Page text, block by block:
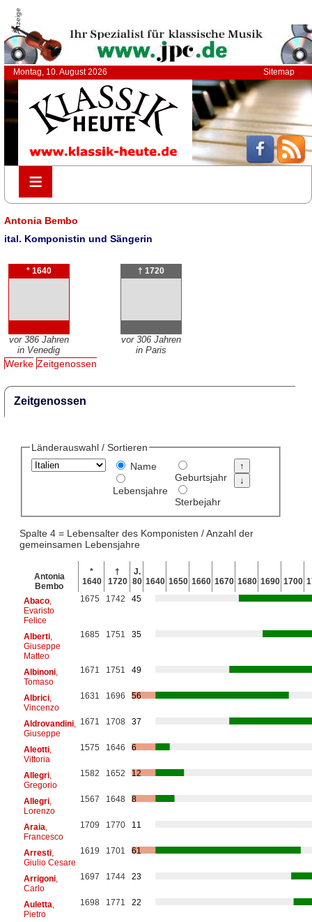
Anzeige
Montag, 10. August 2026 Sitemap
≡
≡
Antonia Bembo
ital. Komponistin und Sängerin
* 1640
vor 386 Jahren
in Venedig
† 1720
vor 306 Jahren
in Paris
Werke Zeitgenossen
Zeitgenossen
Länderauswahl / Sortieren
Name
Lebensjahre
Geburtsjahr
Sterbejahr
Spalte 4 = Lebensalter des Komponisten / Anzahl der
gemeinsamen Lebensjahre
Antonia
Bembo
*
1640
†
1720
J.
80 1640 1650 1660 1670 1680 1690 1700
Abaco,
Evaristo
Felice
1675 1742 45
Alberti,
Giuseppe
Matteo
1685 1751 35
Albinoni,
Tomaso
1671 1751 49
Albrici,
Vincenzo
1631 1696 56
Aldrovandini,
Giuseppe
1671 1708 37
Aleotti,
Vittoria
1575 1646 6
Allegri,
Gregorio
1582 1652 12
Allegri,
Lorenzo
1567 1648 8
Araia
Francesco
1709 1770 11
Arresti,
Giulio Cesare
1619 1701 61
Arrigoni,
Carlo
1697 1744 23
Auletta
Pietro
1698 1771 22